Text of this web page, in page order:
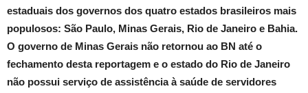
estaduais dos governos dos quatro estados brasileiros mais
populosos: São Paulo, Minas Gerais, Rio de Janeiro e Bahia.
O governo de Minas Gerais não retornou ao BN até o
fechamento desta reportagem e o estado do Rio de Janeiro
não possui serviço de assistência à saúde de servidores